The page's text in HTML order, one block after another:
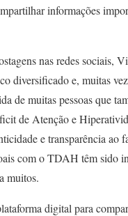
informações
nas redes sociais,
diversificado e, muitas
de muitas pessoas que
de Atenção e
e transparência ao
com o TDAH têm sido
muitos.
digital para